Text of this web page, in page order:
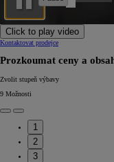
Click to play video
Kontaktovat prodejce
Prozkoumat ceny a
Zvolit stupeň výbavy
9 Možnosti
1
2
3